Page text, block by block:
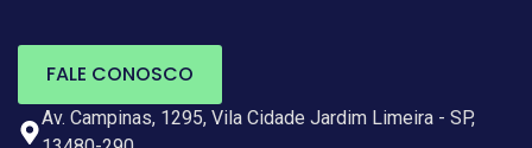
FALE CONOSCO
Av. Campinas, 1295, Vila Cidade Jardim Limeira - SP,